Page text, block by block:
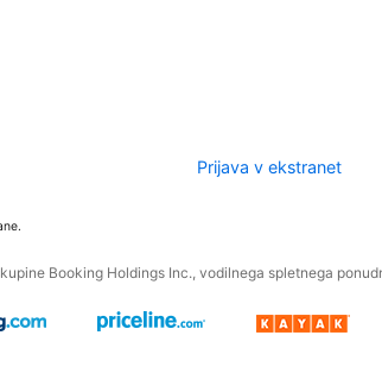
Prijava v ekstranet
Booking Holdings Inc., vodilnega spletnega